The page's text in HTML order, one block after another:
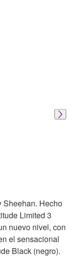
Sheehan. Hecho
Limited 3
nuevo nivel, con
el sensacional
Black (negro).